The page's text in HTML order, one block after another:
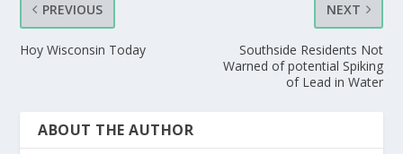
PREVIOUS
Hoy Wisconsin Today
NEXT
Southside Residents Not
Warned of potential Spiking
of Lead in Water
ABOUT THE AUTHOR